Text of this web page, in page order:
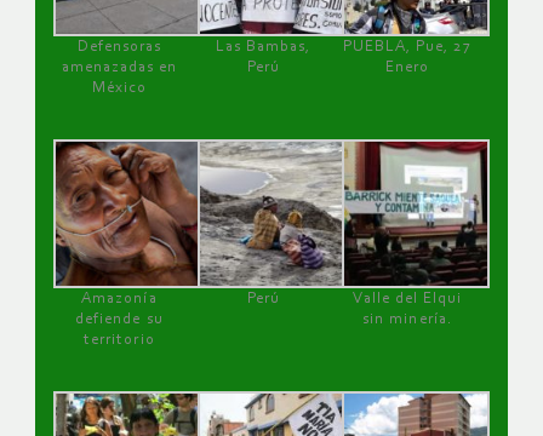
Defensoras
amenazadas en
México
Las Bambas,
Perú
PUEBLA, Pue, 27
Enero
Amazonía
defiende su
territorio
Perú
Valle del Elqui
sin minería.